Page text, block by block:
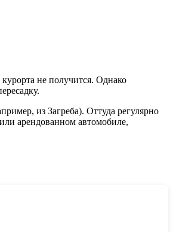
не получится. Однако
из Загреба). Оттуда регулярно
арендованном автомобиле,